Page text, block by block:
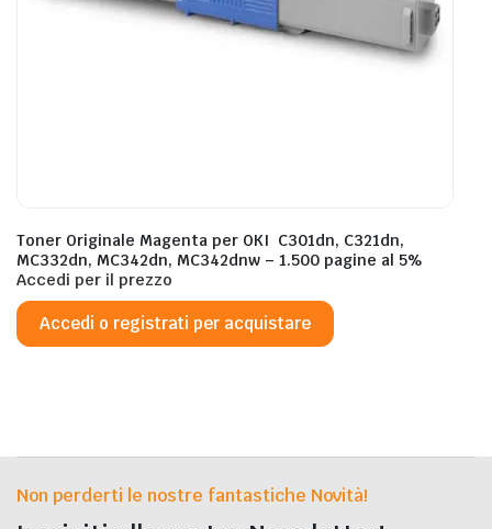
Toner Originale Magenta per OKI C301dn, C321dn,
MC332dn, MC342dn, MC342dnw – 1.500 pagine al 5%
Accedi per il prezzo
Accedi o registrati per acquistare
Non perderti le nostre fantastiche Novità!